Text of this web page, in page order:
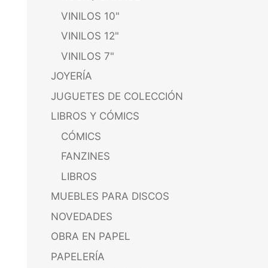
VINILOS 10"
VINILOS 12"
VINILOS 7"
JOYERÍA
JUGUETES DE COLECCIÓN
LIBROS Y CÓMICS
CÓMICS
FANZINES
LIBROS
MUEBLES PARA DISCOS
NOVEDADES
OBRA EN PAPEL
PAPELERÍA